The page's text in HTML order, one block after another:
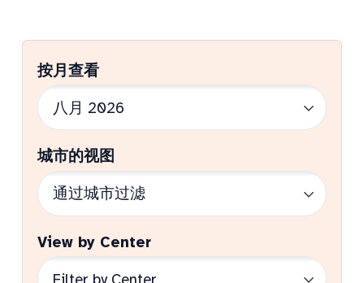
按月查看
城市的视图
View by Center